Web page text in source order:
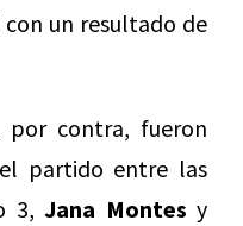
con un resultado de
por contra, fueron
partido entre las
3,Jana Montes y